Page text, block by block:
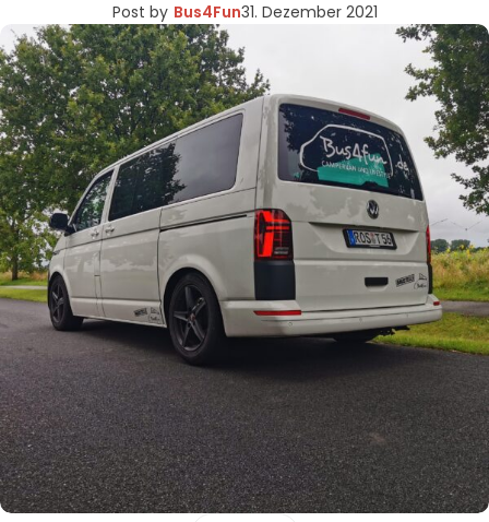
Post by Bus4Fun31. Dezember 2021